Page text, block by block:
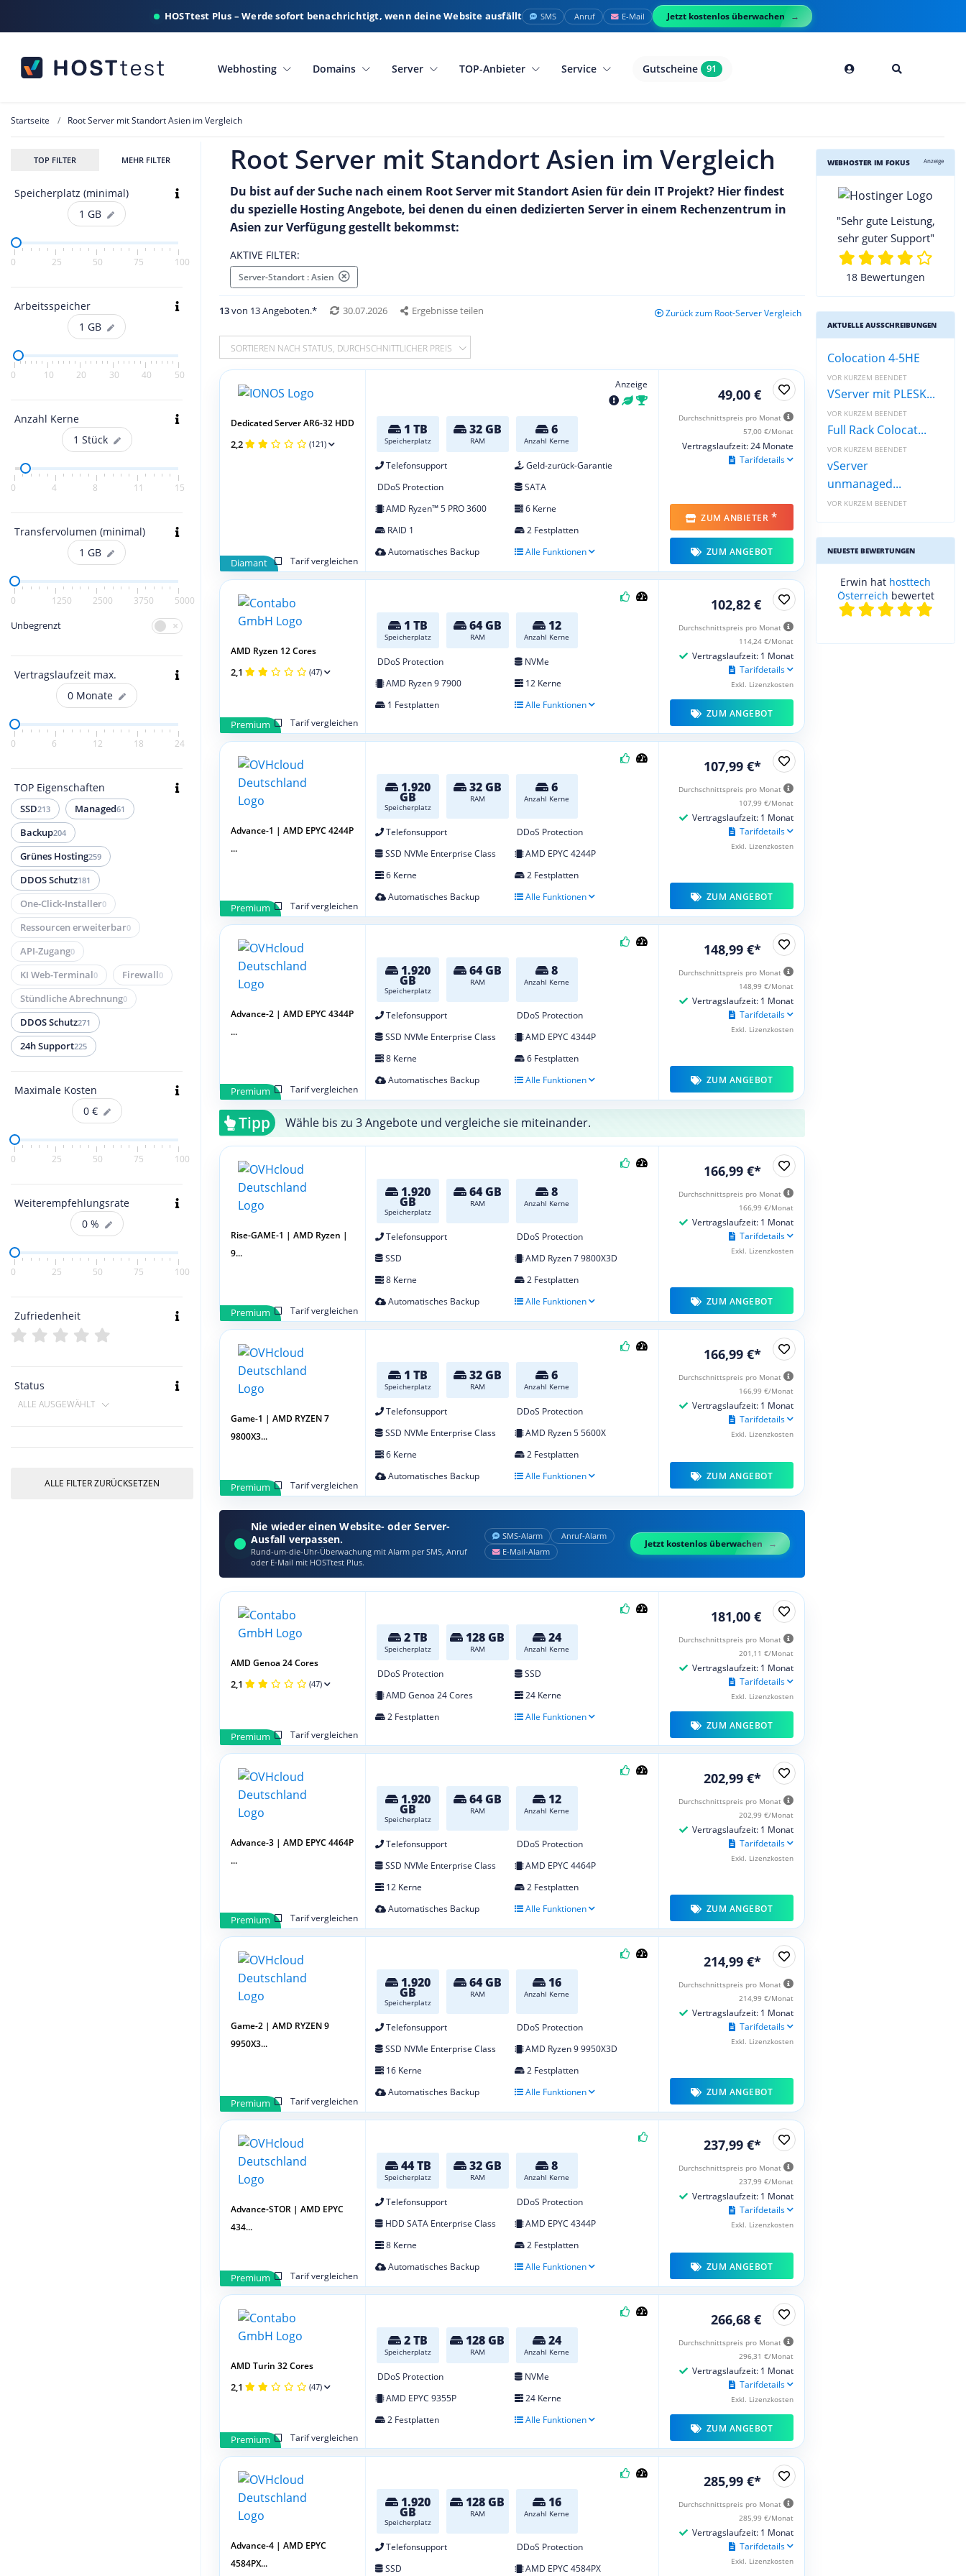
HOSTtest Plus – Werde sofort benachrichtigt, wenn deine Website ausfällt SMS Anruf E-Mail Jetzt kostenlos überwachen
Webhosting Domains Server TOP-Anbieter Service Gutscheine 91
Startseite Root Server mit Standort Asien im Vergleich
TOP FILTER MEHR FILTER
Speicherplatz (minimal)
1 GB
0 25 50 75 100
Arbeitsspeicher
1 GB
0 10 20 30 40 50
Anzahl Kerne
1 Stück
0 4 8 11 15
Transfervolumen (minimal)
1 GB
0 1250 2500 3750 5000
Unbegrenzt
Vertragslaufzeit max.
0 Monate
0 6 12 18 24
TOP Eigenschaften
SSD213 Managed61
Backup204
Grünes Hosting259
DDOS Schutz181
One-Click-Installer0
Ressourcen erweiterbar0
API-Zugang0
KI Web-Terminal0 Firewall0
Stündliche Abrechnung0
DDOS Schutz271
24h Support225
Maximale Kosten
0 €
0 25 50 75 100
Weiterempfehlungsrate
0 %
0 25 50 75 100
Zufriedenheit
Status
ALLE AUSGEWÄHLT
ALLE FILTER ZURÜCKSETZEN
Root Server mit Standort Asien im Vergleich
Du bist auf der Suche nach einem Root Server mit Standort Asien für dein IT Projekt? Hier findest
du spezielle Hosting Angebote, bei denen du einen dedizierten Server in einem Rechenzentrum in
Asien zur Verfügung gestellt bekommst:
AKTIVE FILTER:
Server-Standort : Asien
13von 13 Angeboten.* 30.07.2026 Ergebnisse teilen Zurück zum Root-Server Vergleich
SORTIEREN NACH STATUS, DURCHSCHNITTLICHER PREIS
Anzeige
1 TB
Speicherplatz
32 GB
RAM
6
Anzahl Kerne
Telefonsupport
Geld-zurück-Garantie
DDoS Protection
SATA
AMD Ryzen™ 5 PRO 3600
6 Kerne
RAID 1
2 Festplatten
Automatisches Backup
Alle Funktionen
Diamant
Tarif vergleichen
Dedicated Server AR6-32 HDD
2,2 (121)
49,00 €
Durchschnittspreis pro Monat
57,00 €/Monat
Vertragslaufzeit: 24 Monate
Tarifdetails
ZUM ANBIETER *
ZUM ANGEBOT
1 TB
Speicherplatz
64 GB
RAM
12
Anzahl Kerne
DDoS Protection
NVMe
AMD Ryzen 9 7900
12 Kerne
1 Festplatten
Alle Funktionen
Premium
Tarif vergleichen
AMD Ryzen 12 Cores
2,1 (47)
102,82 €
Durchschnittspreis pro Monat
114,24 €/Monat
Vertragslaufzeit: 1 Monat
Tarifdetails
Exkl. Lizenzkosten
ZUM ANGEBOT
1.920
GB
Speicherplatz
32 GB
RAM
6
Anzahl Kerne
Telefonsupport
DDoS Protection
SSD NVMe Enterprise Class
AMD EPYC 4244P
6 Kerne
2 Festplatten
Automatisches Backup
Alle Funktionen
Premium
Tarif vergleichen
Advance-1 | AMD EPYC 4244P
...
107,99 €*
Durchschnittspreis pro Monat
107,99 €/Monat
Vertragslaufzeit: 1 Monat
Tarifdetails
Exkl. Lizenzkosten
ZUM ANGEBOT
1.920
GB
Speicherplatz
64 GB
RAM
8
Anzahl Kerne
Telefonsupport
DDoS Protection
SSD NVMe Enterprise Class
AMD EPYC 4344P
8 Kerne
6 Festplatten
Automatisches Backup
Alle Funktionen
Premium
Tarif vergleichen
Advance-2 | AMD EPYC 4344P
...
148,99 €*
Durchschnittspreis pro Monat
148,99 €/Monat
Vertragslaufzeit: 1 Monat
Tarifdetails
Exkl. Lizenzkosten
ZUM ANGEBOT
Tipp Wähle bis zu 3 Angebote und vergleiche sie miteinander.
1.920
GB
Speicherplatz
64 GB
RAM
8
Anzahl Kerne
Telefonsupport
DDoS Protection
SSD
AMD Ryzen 7 9800X3D
8 Kerne
2 Festplatten
Automatisches Backup
Alle Funktionen
Premium
Tarif vergleichen
Rise-GAME-1 | AMD Ryzen |
9...
166,99 €*
Durchschnittspreis pro Monat
166,99 €/Monat
Vertragslaufzeit: 1 Monat
Tarifdetails
Exkl. Lizenzkosten
ZUM ANGEBOT
1 TB
Speicherplatz
32 GB
RAM
6
Anzahl Kerne
Telefonsupport
DDoS Protection
SSD NVMe Enterprise Class
AMD Ryzen 5 5600X
6 Kerne
2 Festplatten
Automatisches Backup
Alle Funktionen
Premium
Tarif vergleichen
Game-1 | AMD RYZEN 7
9800X3...
166,99 €*
Durchschnittspreis pro Monat
166,99 €/Monat
Vertragslaufzeit: 1 Monat
Tarifdetails
Exkl. Lizenzkosten
ZUM ANGEBOT
Nie wieder einen Website- oder Server-
Ausfall verpassen.
Rund-um-die-Uhr-Überwachung mit Alarm per SMS, Anruf
oder E‑Mail mit HOSTtest Plus.
SMS‑Alarm
Anruf‑Alarm
E‑Mail‑Alarm
Jetzt kostenlos überwachen
2 TB
Speicherplatz
128 GB
RAM
24
Anzahl Kerne
DDoS Protection
SSD
AMD Genoa 24 Cores
24 Kerne
2 Festplatten
Alle Funktionen
Premium
Tarif vergleichen
AMD Genoa 24 Cores
2,1 (47)
181,00 €
Durchschnittspreis pro Monat
201,11 €/Monat
Vertragslaufzeit: 1 Monat
Tarifdetails
Exkl. Lizenzkosten
ZUM ANGEBOT
1.920
GB
Speicherplatz
64 GB
RAM
12
Anzahl Kerne
Telefonsupport
DDoS Protection
SSD NVMe Enterprise Class
AMD EPYC 4464P
12 Kerne
2 Festplatten
Automatisches Backup
Alle Funktionen
Premium
Tarif vergleichen
Advance-3 | AMD EPYC 4464P
...
202,99 €*
Durchschnittspreis pro Monat
202,99 €/Monat
Vertragslaufzeit: 1 Monat
Tarifdetails
Exkl. Lizenzkosten
ZUM ANGEBOT
1.920
GB
Speicherplatz
64 GB
RAM
16
Anzahl Kerne
Telefonsupport
DDoS Protection
SSD NVMe Enterprise Class
AMD Ryzen 9 9950X3D
16 Kerne
2 Festplatten
Automatisches Backup
Alle Funktionen
Premium
Tarif vergleichen
Game-2 | AMD RYZEN 9
9950X3...
214,99 €*
Durchschnittspreis pro Monat
214,99 €/Monat
Vertragslaufzeit: 1 Monat
Tarifdetails
Exkl. Lizenzkosten
ZUM ANGEBOT
44 TB
Speicherplatz
32 GB
RAM
8
Anzahl Kerne
Telefonsupport
DDoS Protection
HDD SATA Enterprise Class
AMD EPYC 4344P
8 Kerne
2 Festplatten
Automatisches Backup
Alle Funktionen
Premium
Tarif vergleichen
Advance-STOR | AMD EPYC
434...
237,99 €*
Durchschnittspreis pro Monat
237,99 €/Monat
Vertragslaufzeit: 1 Monat
Tarifdetails
Exkl. Lizenzkosten
ZUM ANGEBOT
2 TB
Speicherplatz
128 GB
RAM
24
Anzahl Kerne
DDoS Protection
NVMe
AMD EPYC 9355P
24 Kerne
2 Festplatten
Alle Funktionen
Premium
Tarif vergleichen
AMD Turin 32 Cores
2,1 (47)
266,68 €
Durchschnittspreis pro Monat
296,31 €/Monat
Vertragslaufzeit: 1 Monat
Tarifdetails
Exkl. Lizenzkosten
ZUM ANGEBOT
1.920
GB
Speicherplatz
128 GB
RAM
16
Anzahl Kerne
Telefonsupport
DDoS Protection
SSD
AMD EPYC 4584PX
Advance-4 | AMD EPYC
4584PX...
285,99 €*
Durchschnittspreis pro Monat
285,99 €/Monat
Vertragslaufzeit: 1 Monat
Tarifdetails
Exkl. Lizenzkosten
WEBHOSTER IM FOKUS Anzeige
"Sehr gute Leistung,
sehr guter Support"
18 Bewertungen
AKTUELLE AUSSCHREIBUNGEN
Colocation 4-5HE
VOR KURZEM BEENDET
VServer mit PLESK...
VOR KURZEM BEENDET
Full Rack Colocat...
VOR KURZEM BEENDET
vServer
unmanaged...
VOR KURZEM BEENDET
NEUESTE BEWERTUNGEN
Erwin hat hosttech
Österreich bewertet